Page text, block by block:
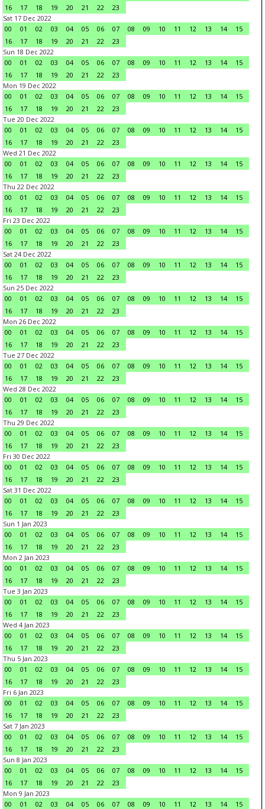
16
17 18 19 20 21 22
23
Sat 17 Dec 2022
00
01 02 03 04 05 06 07 08 09 10 11 12 13 14
15
16
17 18 19 20 21 22
23
Sun 18 Dec 2022
00
01 02 03 04 05 06 07 08 09 10 11 12 13 14
15
16
17 18 19 20 21 22
23
Mon 19 Dec 2022
00
01 02 03 04 05 06 07 08 09 10 11 12 13 14
15
16
17 18 19 20 21 22
23
Tue 20 Dec 2022
00
01 02 03 04 05 06 07 08 09 10 11 12 13 14
15
16
17 18 19 20 21 22
23
Wed 21 Dec 2022
00
01 02 03 04 05 06 07 08 09 10 11 12 13 14
15
16
17 18 19 20 21 22
23
Thu 22 Dec 2022
00
01 02 03 04 05 06 07 08 09 10 11 12 13 14
15
16
17 18 19 20 21 22
23
Fri 23 Dec 2022
00
01 02 03 04 05 06 07 08 09 10 11 12 13 14
15
16
17 18 19 20 21 22
23
Sat 24 Dec 2022
00
01 02 03 04 05 06 07 08 09 10 11 12 13 14
15
16
17 18 19 20 21 22
23
Sun 25 Dec 2022
00
01 02 03 04 05 06 07 08 09 10 11 12 13 14
15
16
17 18 19 20 21 22
23
Mon 26 Dec 2022
00
01 02 03 04 05 06 07 08 09 10 11 12 13 14
15
16
17 18 19 20 21 22
23
Tue 27 Dec 2022
00
01 02 03 04 05 06 07 08 09 10 11 12 13 14
15
16
17 18 19 20 21 22
23
Wed 28 Dec 2022
00
01 02 03 04 05 06 07 08 09 10 11 12 13 14
15
16
17 18 19 20 21 22
23
Thu 29 Dec 2022
00
01 02 03 04 05 06 07 08 09 10 11 12 13 14
15
16
17 18 19 20 21 22
23
Fri 30 Dec 2022
00
01 02 03 04 05 06 07 08 09 10 11 12 13 14
15
16
17 18 19 20 21 22
23
Sat 31 Dec 2022
00
01 02 03 04 05 06 07 08 09 10 11 12 13 14
15
16
17 18 19 20 21 22
23
Sun 1 Jan 2023
00
01 02 03 04 05 06 07 08 09 10 11 12 13 14
15
16
17 18 19 20 21 22
23
Mon 2 Jan 2023
00
01 02 03 04 05 06 07 08 09 10 11 12 13 14
15
16
17 18 19 20 21 22
23
Tue 3 Jan 2023
00
01 02 03 04 05 06 07 08 09 10 11 12 13 14
15
16
17 18 19 20 21 22
23
Wed 4 Jan 2023
00
01 02 03 04 05 06 07 08 09 10 11 12 13 14
15
16
17 18 19 20 21 22
23
Thu 5 Jan 2023
00
01 02 03 04 05 06 07 08 09 10 11 12 13 14
15
16
17 18 19 20 21 22
23
Fri 6 Jan 2023
00
01 02 03 04 05 06 07 08 09 10 11 12 13 14
15
16
17 18 19 20 21 22
23
Sat 7 Jan 2023
00
01 02 03 04 05 06 07 08 09 10 11 12 13 14
15
16
17 18 19 20 21 22
23
Sun 8 Jan 2023
00
01 02 03 04 05 06 07 08 09 10 11 12 13 14
15
16
17 18 19 20 21 22
23
Mon 9 Jan 2023
00
01 02 03 04 05 06 07 08 09 10 11 12 13 14 15